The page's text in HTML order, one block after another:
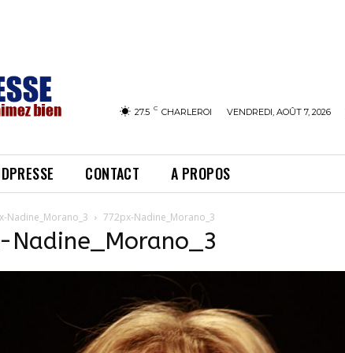
27.5 C CHARLEROI VENDREDI, AOÛT 7, 2026
CONTACT A PROPOS
Nadine_Morano_3 772px-Nadine_Morano_3
Nadine_Morano_3